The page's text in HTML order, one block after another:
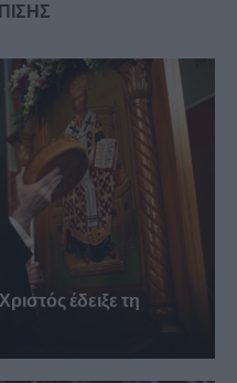
έδειξε τη